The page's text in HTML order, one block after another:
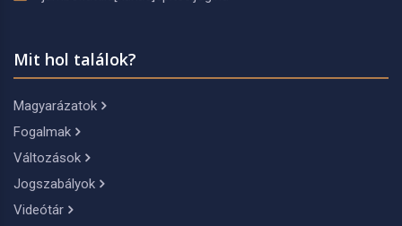
Mit hol találok?
Magyarázatok
Fogalmak
Változások
Jogszabályok
Videótár